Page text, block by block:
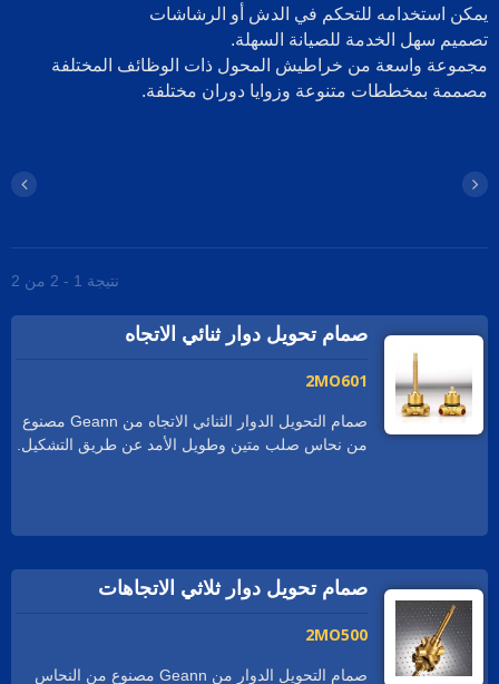
استخدامه للتحكم في الدش أو الرشاشات
سهل الخدمة للصيانة السهلة.
واسعة من خراطيش المحول ذات الوظائف المختلفة
بمخططات متنوعة وزوايا دوران مختلفة.
نتيجة 1 - 2 من 2
صمام تحويل دوار ثنائي الاتجاه
2MO601
صمام التحويل الدوار الثنائي الاتجاه من Geann مصنوع
من نحاس صلب متين وطويل الأمد عن طريق التشكيل.
دش مختلفين (مثل رأس الدش، رش اليد، رش الجسم
مدخلات ومخرجات الماء المختلط على جسم الصمام.
صمام تحويل دوار ثلاثي الاتجاهات
2MO500
صمام التحويل الدوار من Geann مصنوع من النحاس